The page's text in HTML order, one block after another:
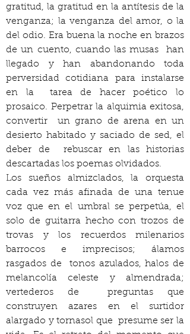
gratitud, la gratitud en la antítesis de la
venganza; la venganza del amor, o la
del odio. Era buena la noche en brazos
de un cuento, cuando las musas  han
llegado y han abandonando toda
perversidad cotidiana para instalarse
en la  tarea de hacer poético lo
prosaico. Perpetrar la alquimia exitosa,
convertir  un grano de arena en un
desierto habitado y saciado de sed, el
deber de  rebuscar en las historias
descartadas los poemas olvidados.
Los sueños almizclados, la orquesta
cada vez más afinada de una tenue
voz que en el umbral se perpetúa, el
solo de guitarra hecho con trozos de
trovas y los recuerdos milenarios
barrocos e imprecisos; álamos
rasgados de  tonos azulados, halos de
melancolía celeste y almendrada;
vertederos de  preguntas que
construyen azares en el surtidor
alargado y tornasol que  presume ser la